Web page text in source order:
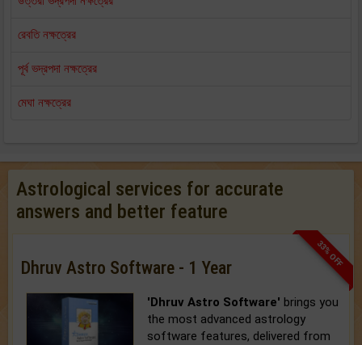
রেবতি নক্ষত্রের
পূর্ব ভদ্রপদা নক্ষত্রের
মেঘা নক্ষত্রের
Astrological services for accurate
answers and better feature
33% OFF
Dhruv Astro Software - 1 Year
'Dhruv Astro Software' brings you
the most advanced astrology
software features, delivered from